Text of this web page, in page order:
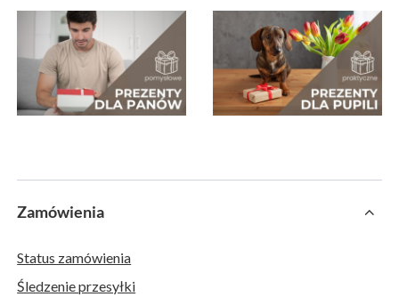
Zamówienia
Status zamówienia
Śledzenie przesyłki